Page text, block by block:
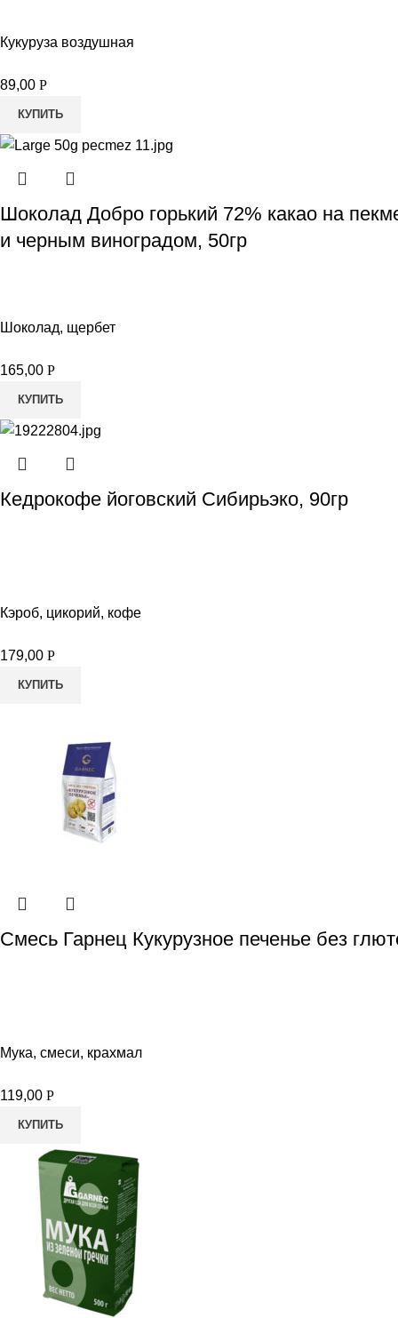
Кукуруза воздушная
89,00 Р
КУПИТЬ
Шоколад Добро горький 72% какао на
и черным виноградом, 50гр
Шоколад, щербет
165,00 Р
КУПИТЬ
Кедрокофе йоговский Сибирьэко, 90гр
Кэроб, цикорий, кофе
179,00 Р
КУПИТЬ
Смесь Гарнец Кукурузное печенье без
Мука, смеси, крахмал
119,00 Р
КУПИТЬ